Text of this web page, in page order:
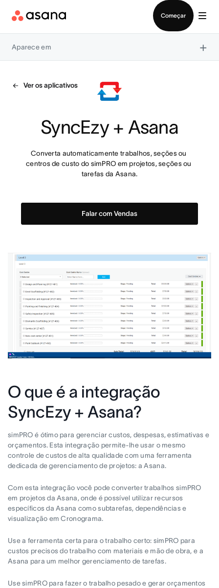
Começar
Aparece em ×
Ver os aplicativos
SyncEzy + Asana
Converta automaticamente trabalhos, seções ou
centros de custo do simPRO em projetos, seções ou
tarefas da Asana.
Falar com Vendas
O que é a integração
SyncEzy + Asana?
simPRO é ótimo para gerenciar custos, despesas, estimativas e
orçamentos. Esta integração permite-lhe usar o mesmo
controle de custos de alta qualidade com uma ferramenta
dedicada de gerenciamento de projetos: a Asana.
Com esta integração você pode converter trabalhos simPRO
em projetos da Asana, onde é possível utilizar recursos
específicos da Asana como subtarefas, dependências e
visualização em Cronograma.
Use a ferramenta certa para o trabalho certo: simPRO para
custos precisos do trabalho com materiais e mão de obra, e a
Asana para um melhor gerenciamento de tarefas.
Use simPRO para fazer o trabalho pesado e gerar orçamentos